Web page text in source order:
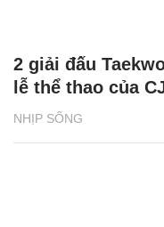
NHỊP SỐNG
2 giải đấu
lễ thể thao của